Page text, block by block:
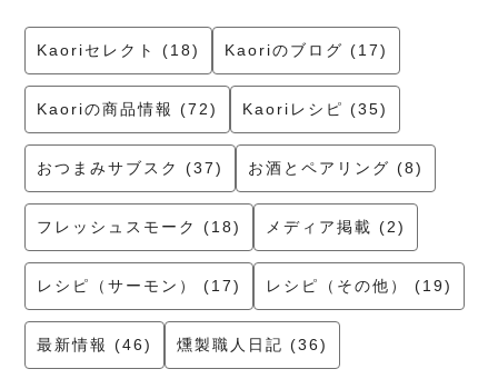
Kaoriセレクト (18) Kaoriのブログ (17)
Kaoriの商品情報 (72) Kaoriレシピ (35)
おつまみサブスク (37) お酒とペアリング (8)
フレッシュスモーク (18) メディア掲載 (2)
レシピ（サーモン） (17) レシピ（その他） (19)
最新情報 (46) 燻製職人日記 (36)